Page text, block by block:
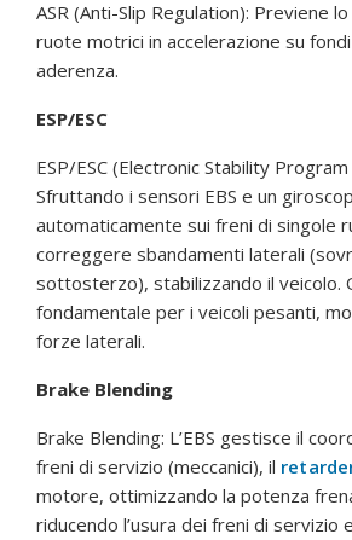
ASR (Anti-Slip Regulation): Previene
ruote motrici in accelerazione su
aderenza.
ESP/ESC
ESP/ESC (Electronic Stability
Sfruttando i sensori EBS e un
automaticamente sui freni di singole
correggere sbandamenti laterali
sottosterzo), stabilizzando il veicolo.
fondamentale per i veicoli pesanti,
forze laterali.
Brake Blending
Brake Blending: L’EBS gestisce il
freni di servizio (meccanici), il
motore, ottimizzando la potenza
riducendo l’usura dei freni di servizio